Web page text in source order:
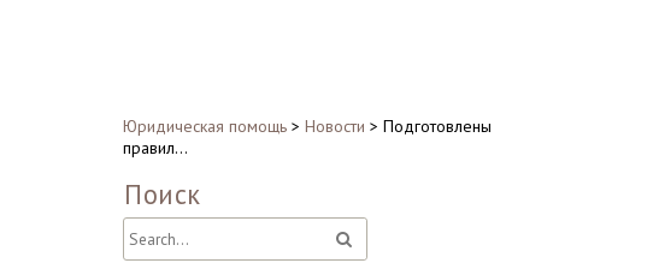
Юридическая помощь > Новости > Подготовлены
правил…
Поиск